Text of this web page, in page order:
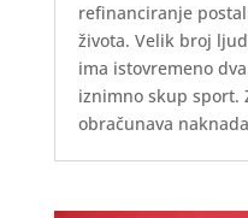
refinanciranje
života. Velik broj
ima istovremeno
iznimno skup sport.
obračunava